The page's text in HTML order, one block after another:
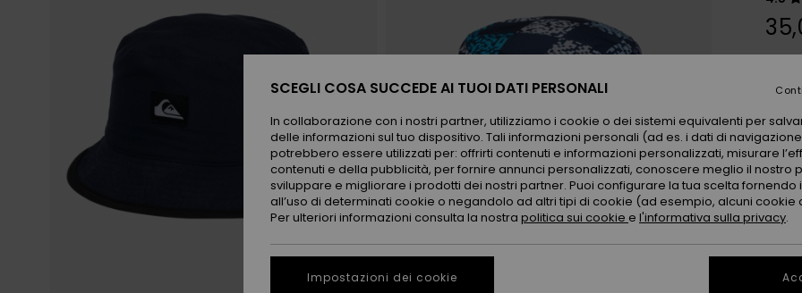
SCEGLI COSA SUCCEDE AI TUOI DATI PERSONALI
In collaborazione con i nostri partner, utilizziamo i cookie o dei sistemi equivalenti per
delle informazioni sul tuo dispositivo. Tali informazioni personali (ad es. i dati di
potrebbero essere utilizzati per: offrirti contenuti e informazioni personalizzati, misurare
contenuti e della pubblicità, per fornire annunci personalizzati, conoscere meglio il nostro
sviluppare e migliorare i prodotti dei nostri partner. Puoi configurare la tua scelta fornendo
all’uso di determinati cookie o negandolo ad altri tipi di cookie (ad esempio, alcuni cookie
Per ulteriori informazioni consulta la nostra politica sui cookie e l'informativa sulla privacy.
Impostazioni dei cookie